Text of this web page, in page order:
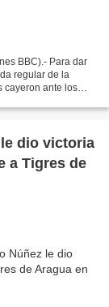
BBC).- Para dar
regular de la
cayeron ante los
dio victoria
a Tigres de